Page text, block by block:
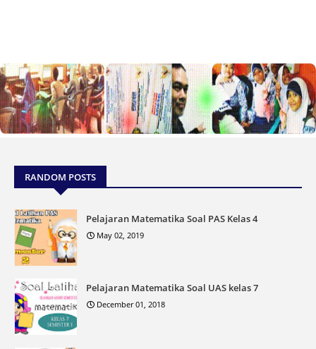
RANDOM POSTS
Pelajaran Matematika Soal PAS Kelas 4
May 02, 2019
Pelajaran Matematika Soal UAS kelas 7
December 01, 2018